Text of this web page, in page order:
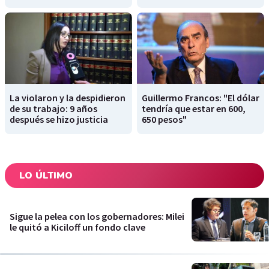
La violaron y la despidieron
de su trabajo: 9 años
después se hizo justicia
Guillermo Francos: "El dólar
tendría que estar en 600,
650 pesos"
LO ÚLTIMO
Sigue la pelea con los gobernadores: Milei
le quitó a Kiciloff un fondo clave